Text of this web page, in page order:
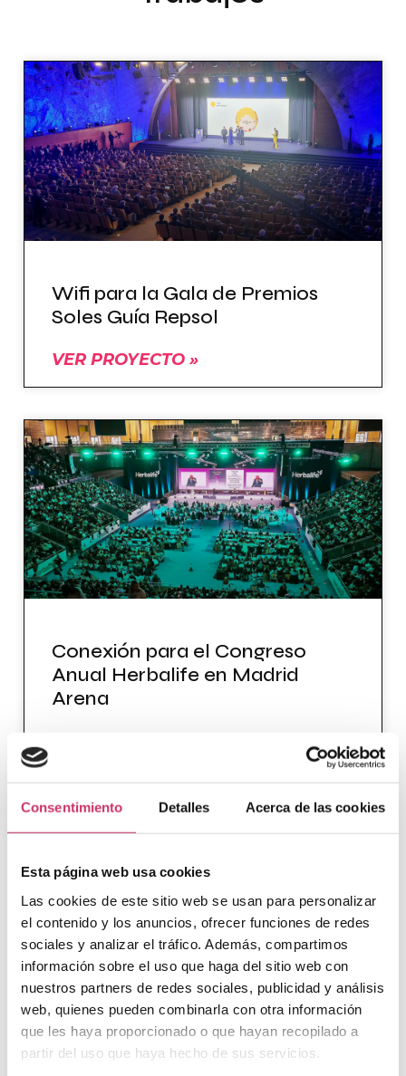
Consentimiento Detalles Acerca de las cookies
Esta página web usa cookies
Las cookies de este sitio web se usan para personalizar
el contenido y los anuncios, ofrecer funciones de redes
sociales y analizar el tráfico. Además, compartimos
información sobre el uso que haga del sitio web con
nuestros partners de redes sociales, publicidad y análisis
web, quienes pueden combinarla con otra información
que les haya proporcionado o que hayan recopilado a
partir del uso que haya hecho de sus servicios.
Wifi para la Gala de Premios
Soles Guía Repsol
VER PROYECTO »
Conexión para el Congreso
Anual Herbalife en Madrid
Arena
Conectividad WiFi en el
Congreso Pfizer de Pediatría y